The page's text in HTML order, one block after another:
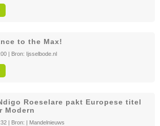
to the Max!
| Bron: Ijsselbode.nl
Roeselare pakt Europese titel
Modern
| Bron: | Mandelnieuws